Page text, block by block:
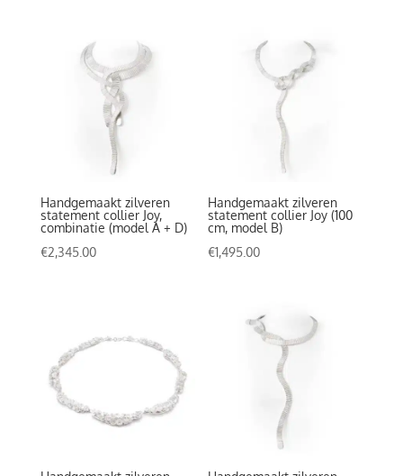
Handgemaakt zilveren
statement collier Joy,
combinatie (model A + D)
€2,345.00
Handgemaakt zilveren
statement collier Joy (100
cm, model B)
€1,495.00